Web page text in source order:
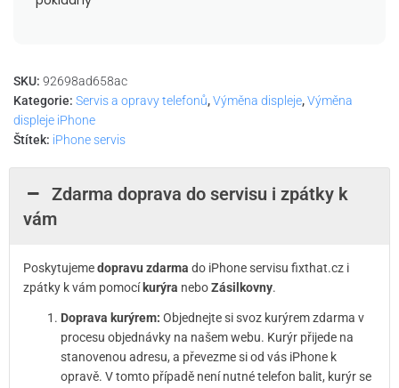
SKU: 92698ad658ac
Kategorie: Servis a opravy telefonů,Výměna displeje,Výměna
displeje iPhone
Štítek: iPhone servis
Zdarma doprava do servisu i zpátky k
vám
Poskytujemedopravu zdarma do iPhone servisu fixthat.cz i
zpátky k vám pomocí kurýra neboZásilkovny.
Doprava kurýrem: Objednejte si svoz kurýrem zdarma v
procesu objednávky na našem webu. Kurýr přijede na
stanovenou adresu, a převezme si od vás iPhone k
opravě. V tomto případě není nutné telefon balit, kurýr se